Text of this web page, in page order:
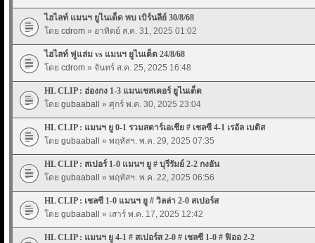
ไฮไลท์ แมนฯ ยูไนเต็ด พบ เบิร์นลีย์ 30/8/68
โดย cdrom » อาทิตย์ ส.ค. 31, 2025 01:02
ไฮไลท์ ฟูแล่ม vs แมนฯ ยูไนเต็ด 24/8/68
โดย cdrom » จันทร์ ส.ค. 25, 2025 16:48
HL CLIP : ฮ่องกง 1-3 แมนเชสเตอร์ ยูไนเต็ด
โดย gubaaball » ศุกร์ พ.ค. 30, 2025 23:04
HL CLIP : แมนฯ ยู 0-1 รวมสตาร์เอเชีย # เชลซี 4-1 เรอัล เบติส
โดย gubaaball » พฤหัสฯ. พ.ค. 29, 2025 07:35
HL CLIP : สเปอร์ 1-0 แมนฯ ยู # บุรีรัมย์ 2-2 กงอัน
โดย gubaaball » พฤหัสฯ. พ.ค. 22, 2025 06:56
HL CLIP : เชลซี 1-0 แมนฯ ยู # วิลล่า 2-0 สเปอร์ส
โดย gubaaball » เสาร์ พ.ค. 17, 2025 12:42
HL CLIP : แมนฯ ยู 4-1 # สเปอร์ส 2-0 # เชลซี 1-0 # ฟิออ 2-2